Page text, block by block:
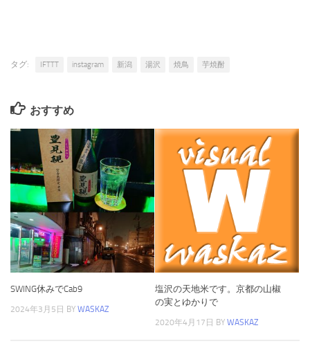
タグ: IFTTT instagram 新潟 湯沢 焼鳥 芋焼酎
おすすめ
SWING休みでCab9
2024年3月5日 BY WASKAZ
塩沢の天地米です。京都の山椒
の実とゆかりで
2020年4月17日 BY WASKAZ